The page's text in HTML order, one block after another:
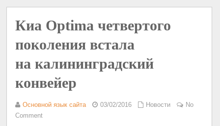
Киа Optima четвертого
поколения встала
на калининградский
конвейер
Основной язык сайта 03/02/2016 Новости
No
Comment